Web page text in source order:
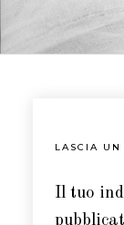
LASCIA UN
Il tuo